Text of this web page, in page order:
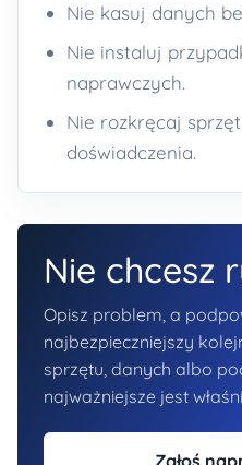
Nie kasuj danych
Nie instaluj
naprawczych.
Nie rozkręcaj
doświadczenia.
Nie chcesz
Opisz problem, a
najbezpieczniejszy
sprzętu, danych albo
najważniejsze jest
Zgłoś